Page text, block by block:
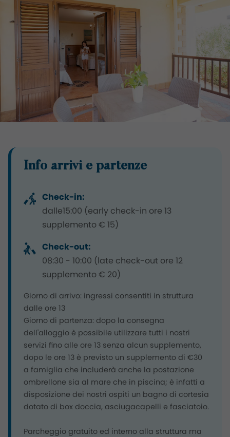
Info arrivi e partenze
Check-in:
dalle15:00 (early check-in ore 13
supplemento € 15)
Check-out:
08:30 - 10:00 (late check-out ore 12
supplemento € 20)
Giorno di arrivo: ingressi consentiti in struttura
dalle ore 13
Giorno di partenza: dopo la consegna
dell'alloggio è possibile utilizzare tutti i nostri
servizi fino alle ore 13 senza alcun supplemento,
dopo le ore 13 è previsto un supplemento di €30
a famiglia che includerà anche la postazione
ombrellone sia al mare che in piscina; è infatti a
disposizione dei nostri ospiti un bagno di cortesia
dotato di box doccia, asciugacapelli e fasciatoio.
Parcheggio gratuito ed interno alla struttura ma